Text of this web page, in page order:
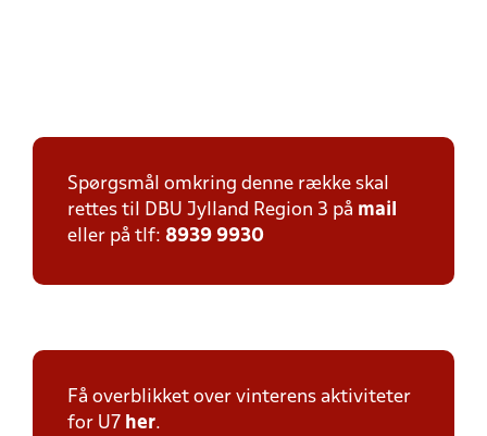
Spørgsmål omkring denne række skal
rettes til DBU Jylland Region 3 på mail
eller på tlf: 8939 9930
Få overblikket over vinterens aktiviteter
for U7 her.